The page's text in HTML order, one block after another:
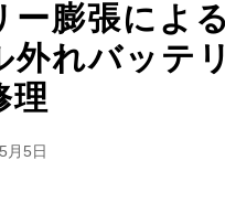
ー膨張によ
外れバッテ
理
月5日